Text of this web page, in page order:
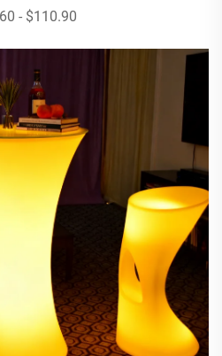
- $110.90